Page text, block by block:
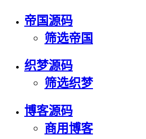
帝国源码
筛选帝国
织梦源码
筛选织梦
博客源码
商用博客